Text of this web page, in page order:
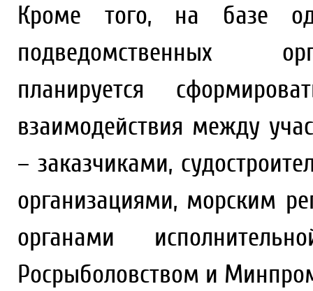
Кроме того, на базе
подведомственных
планируется
взаимодействия между
– заказчиками,
организациями, морским
органами
Росрыболовством и